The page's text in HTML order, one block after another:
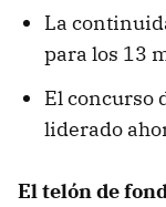
La
para los 13
El concurso
liderado
El telón de